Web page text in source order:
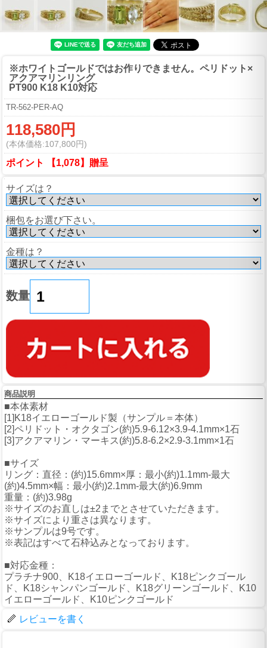
※ホワイトゴールドではお作りできません。 ペリドット×
アクアマリンリング
PT900 K18 K10対応
TR-562-PER-AQ
118,580円
(本体価格:107,800円)
ポイント 【1,078】贈呈
サイズは？
梱包をお選び下さい。
金種は？
数量
商品説明
■本体素材
[1]K18イエローゴールド製（サンプル＝本体）
[2]ペリドット・オクタゴン(約)5.9-6.12×3.9-4.1mm×1石
[3]アクアマリン・マーキス(約)5.8-6.2×2.9-3.1mm×1石
■サイズ
リング：直径：(約)15.6mm×厚：最小(約)1.1mm-最大
(約)4.5mm×幅：最小(約)2.1mm-最大(約)6.9mm
重量：(約)3.98g
※サイズのお直しは±2までとさせていただきます。
※サイズにより重さは異なります。
※サンプルは9号です。
※表記はすべて石枠込みとなっております。
■対応金種：
プラチナ900、K18イエローゴールド、K18ピンクゴール
ド、K18シャンパンゴールド、K18グリーンゴールド、K10
イエローゴールド、K10ピンクゴールド
レビューを書く